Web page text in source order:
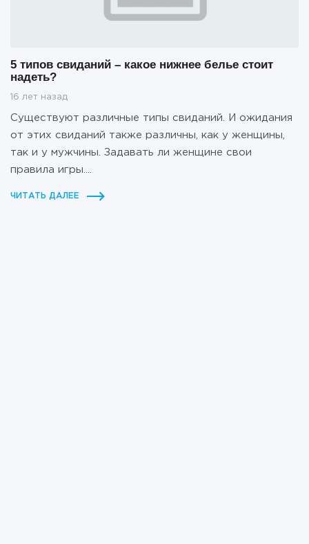
5 типов свиданий – какое нижнее белье стоит
надеть?
16 лет назад
Существуют различные типы свиданий. И ожидания
от этих свиданий также различны, как у женщины,
так и у мужчины. Задавать ли женщине свои
правила игры....
ЧИТАТЬ ДАЛЕЕ